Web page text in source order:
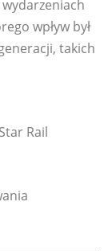
wpływ był
takich
Rail